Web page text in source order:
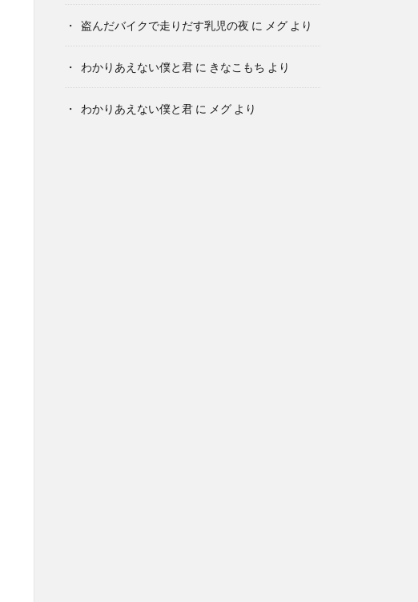
盗んだバイクで走りだす乳児の夜 に メグ より
わかりあえない僕と君 に きなこもち より
わかりあえない僕と君 に メグ より